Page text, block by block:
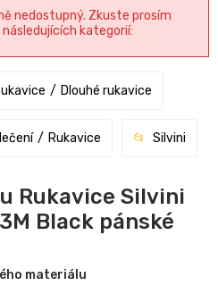
nedostupný. Zkuste prosím
kategorií:
Dlouhé rukavice
Rukavice Silvini
Rukavice Silvini
Black pánské
materiálu